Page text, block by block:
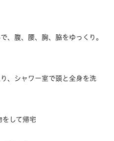
、腹、腰、胸、脇をゆっくり。
、シャワー室で頭と全身を洗
して帰宅